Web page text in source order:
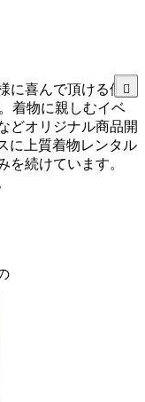
に喜んで頂ける価格
着物に親しむイベ
どオリジナル商品開
に上質着物レンタル
を続けています。